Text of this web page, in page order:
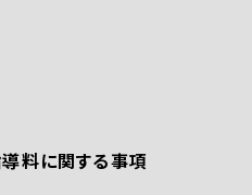
料に関する事項